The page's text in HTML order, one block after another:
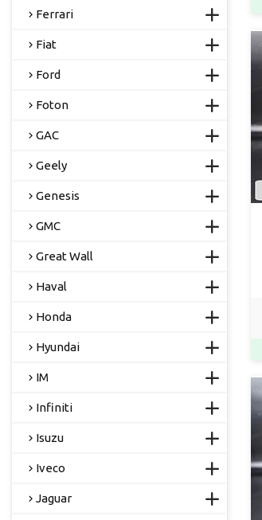
Ferrari
Fiat
Ford
Foton
GAC
Geely
Genesis
GMC
Great Wall
Haval
Honda
Hyundai
IM
Infiniti
Isuzu
Iveco
Jaguar